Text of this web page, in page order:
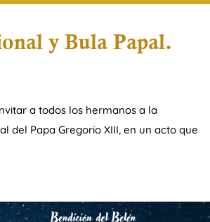
y Bula Papal.
a todos los hermanos a la
del Papa Gregorio XIII, en un acto que